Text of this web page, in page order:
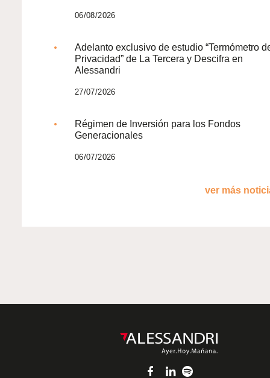
06/08/2026
Adelanto exclusivo de estudio “Termómetro
Privacidad” de La Tercera y Descifra en
Alessandri
27/07/2026
Régimen de Inversión para los Fondos
Generacionales
06/07/2026
ver más